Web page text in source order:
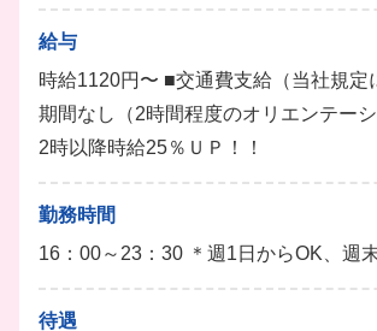
スキルを磨いてください。 やればやる
が接客のお仕事。「また来るよ」と言
わってみませんか♪
ホール ドリンク
給与
時給1120円〜 ■交通費支給（当社規定
期間なし（2時間程度のオリエンテー
2時以降時給25％ＵＰ！！
勤務時間
16：00～23：30 ＊週1日からOK、週
待遇